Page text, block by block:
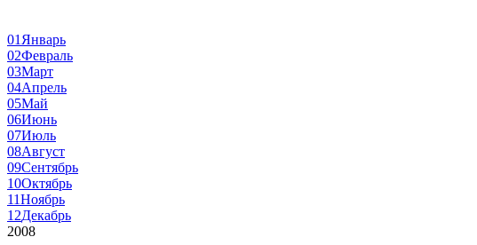
01 Январь
02Февраль
03Март
04Апрель
05Май
06Июнь
07Июль
08Август
09Сентябрь
10Октябрь
11Ноябрь
12Декабрь
2008